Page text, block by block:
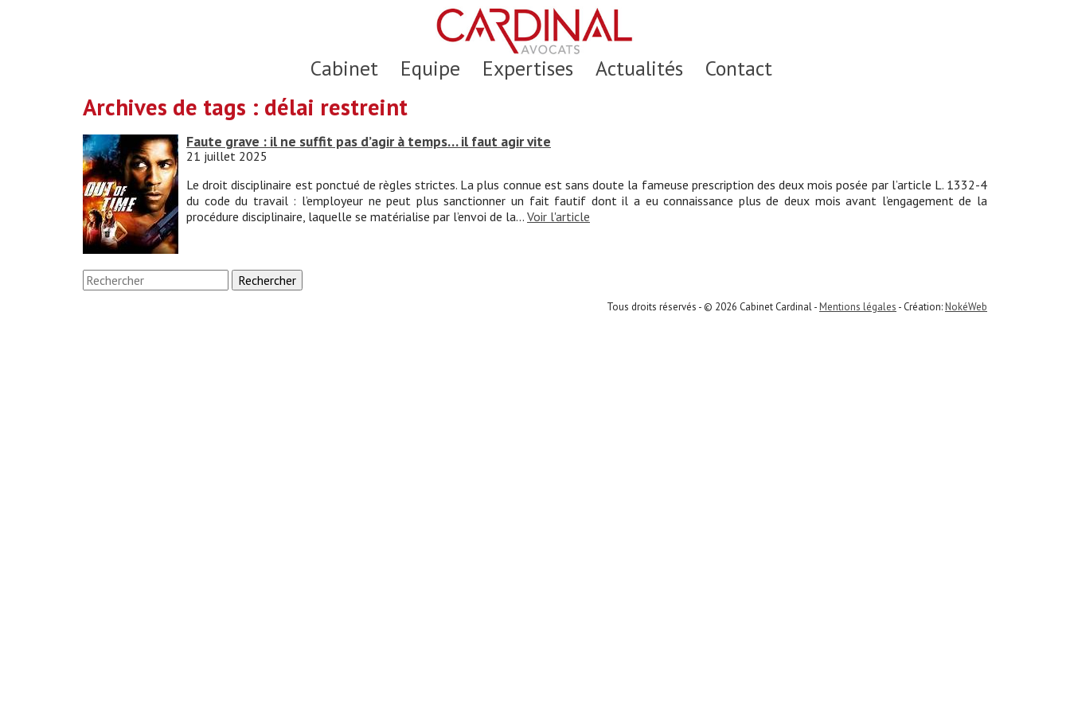
Cabinet Equipe Expertises Actualités Contact
Archives de tags : délai restreint
Faute grave : il ne suffit pas d’agir à temps… il faut agir vite
21 juillet 2025
Le droit disciplinaire est ponctué de règles strictes. La plus connue est sans doute la fameuse prescription des deux mois posée par l’article L. 1332-4
du code du travail : l’employeur ne peut plus sanctionner un fait fautif dont il a eu connaissance plus de deux mois avant l’engagement de la
procédure disciplinaire, laquelle se matérialise par l’envoi de la... Voir l'article
Rechercher
Tous droits réservés - © 2026 Cabinet Cardinal -Mentions légales - Création:NokéWeb